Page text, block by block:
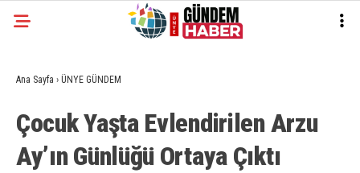
Ana Sayfa › ÜNYE GÜNDEM
Çocuk Yaşta Evlendirilen Arzu
Ay’ın Günlüğü Ortaya Çıktı